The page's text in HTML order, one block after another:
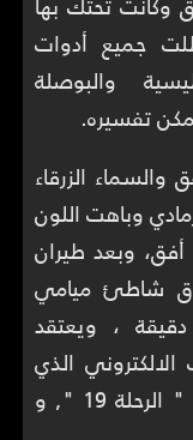
جميع أدوات
والبوصلة
تفسيره.
والسماء الزرقاء
وباهت اللون
وبعد طيران
فوق شاطئ ميامي
ورحلة كهذه تستغرق بالعادة 72 دقيقة ، ويعتقد
الذي
مرا به قد يكون مسؤولاً عن اختفاء " الرحلة 19 ", و